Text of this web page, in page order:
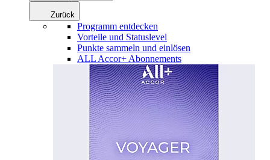
Zurück
Programm entdecken
Vorteile und Statuslevel
Punkte sammeln und einlösen
ALL Accor+ Abonnements